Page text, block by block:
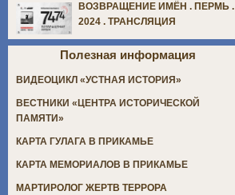
ВОЗВРАЩЕНИЕ ИМЁН . ПЕРМЬ .
2024 . ТРАНСЛЯЦИЯ
Полезная информация
ВИДЕОЦИКЛ «УСТНАЯ ИСТОРИЯ»
ВЕСТНИКИ «ЦЕНТРА ИСТОРИЧЕСКОЙ
ПАМЯТИ»
КАРТА ГУЛАГА В ПРИКАМЬЕ
КАРТА МЕМОРИАЛОВ В ПРИКАМЬЕ
МАРТИРОЛОГ ЖЕРТВ ТЕРРОРА